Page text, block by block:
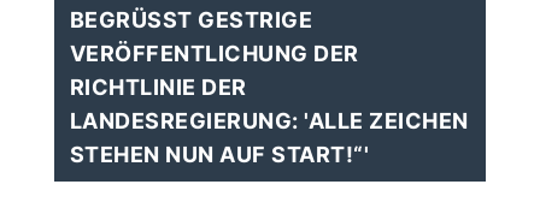
BEGRÜSST GESTRIGE V
ERÖFFENTLICHUNG DER R
ICHTLINIE DER L
ANDESREGIERUNG: 'ALLE ZEICHEN S
TEHEN NUN AUF START!“'